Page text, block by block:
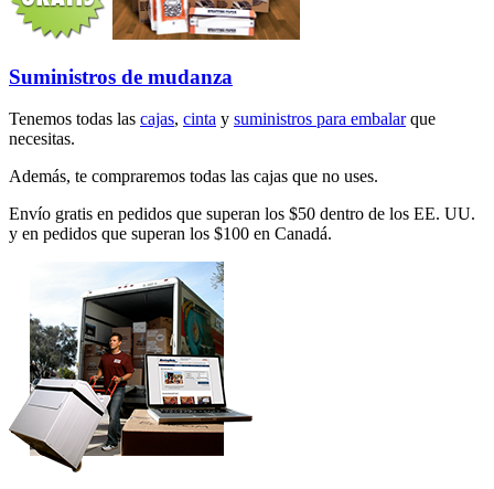
Suministros de mudanza
Tenemos todas las cajas, cinta y suministros para embalarque
necesitas.
Además, te compraremos todas las cajas que no uses.
Envío gratis en pedidos que superan los $50 dentro de los EE. UU.
y en pedidos que superan los $100 en Canadá.